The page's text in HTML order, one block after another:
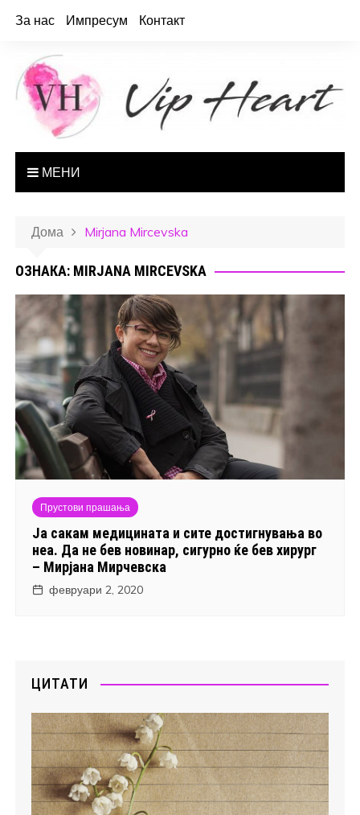
За нас Импресум Контакт
МЕНИ
Дома Mirjana Mircevska
ОЗНАКА: MIRJANA MIRCEVSKA
Прустови прашања
Ја сакам медицината и сите достигнувања во
неа. Да не бев новинар, сигурно ќе бев хирург
– Мирјана Мирчевска
февруари 2, 2020
ЦИТАТИ